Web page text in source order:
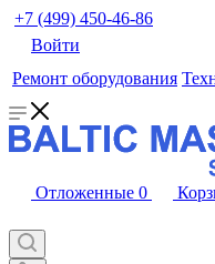
+7 (499) 450-46-86
Войти
Ремонт оборудования
Отложенные 0